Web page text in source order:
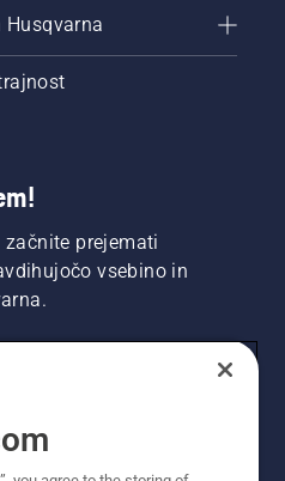
Husqvarna
prejemati
vsebino in